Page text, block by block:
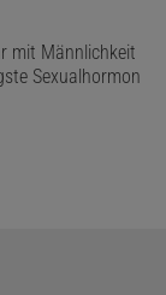
mit Männlichkeit
Sexualhormon